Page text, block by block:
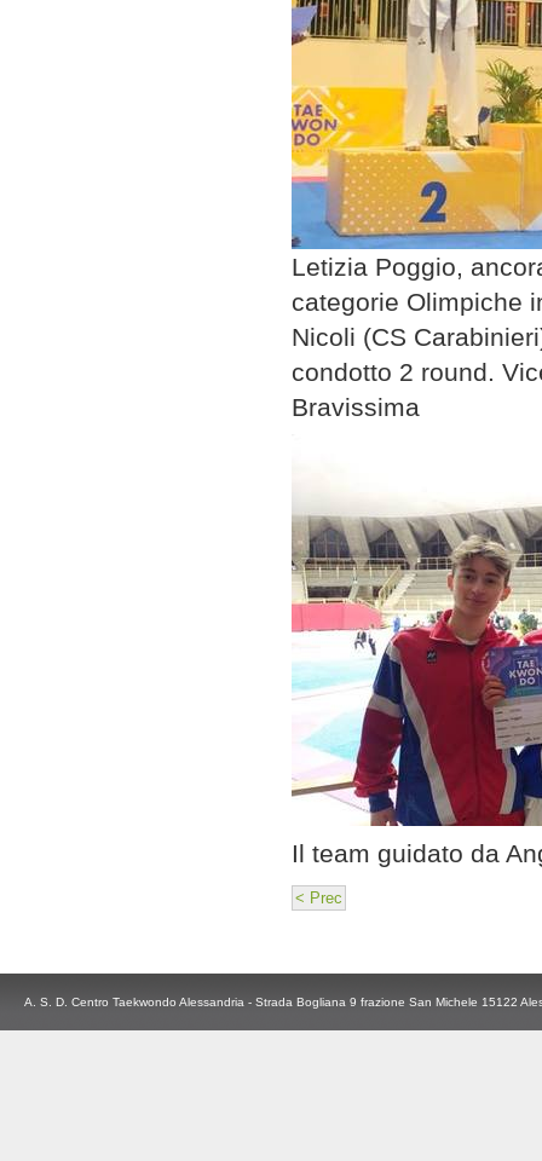
Letizia Poggio,
categorie Olimpiche
Nicoli (CS
condotto 2 round.
Bravissima
Il team guidato da
< Prec
A. S. D. Centro Taekwondo Alessandria - Strada Bogliana 9 frazione San Michele 15122